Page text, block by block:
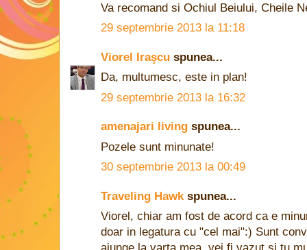
Va recomand si Ochiul Beiului, Cheile
29 septembrie 2013 la 11:18
Viorel Iraşcu spunea...
Da, multumesc, este in plan!
29 septembrie 2013 la 16:32
amenajari living spunea...
Pozele sunt minunate!
30 septembrie 2013 la 00:49
Traveling Hawk spunea...
Viorel, chiar am fost de acord ca e
doar in legatura cu "cel mai":) Sunt